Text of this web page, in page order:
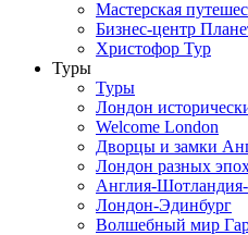
Мастерская
Бизнес-центр
Христофор Тур
Туры
Туры
Лондон
Welcome London
Дворцы и замки
Лондон разных
Англия-
Лондон-Эдинбург
Волшебный мир